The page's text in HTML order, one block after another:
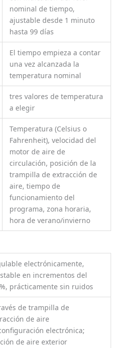
nominal de tiempo,
ajustable desde 1 minuto
hasta 99 días
El tiempo empieza a contar
una vez alcanzada la
temperatura nominal
tres valores de temperatura
a elegir
Temperatura (Celsius o
Fahrenheit), velocidad del
motor de aire de
circulación, posición de la
trampilla de extracción de
aire, tiempo de
funcionamiento del
programa, zona horaria,
hora de verano/invierno
electrónicamente,
en incrementos del
prácticamente sin ruidos
de trampilla de
de aire
electrónica;
de aire exterior